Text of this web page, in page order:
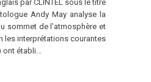
par CLINTEL sous le titre
Andy May analyse la
sommet de l’atmosphère et
les interprétations courantes
ont établi…